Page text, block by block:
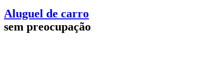
Aluguel de carro
sem preocupação